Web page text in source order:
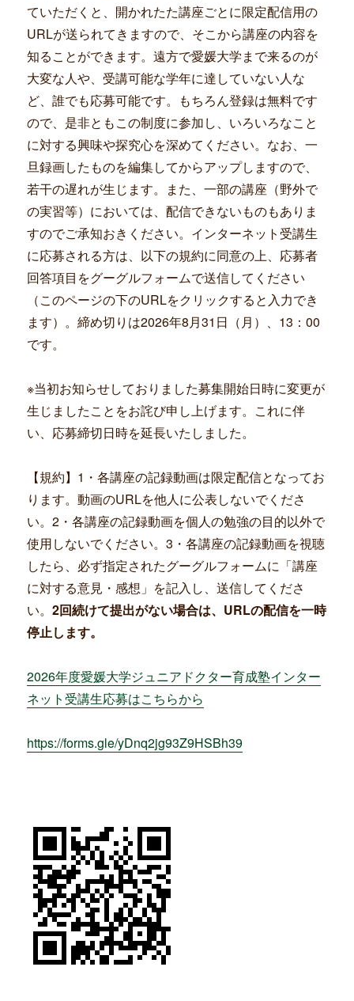
ていただくと、開かれたた講座ごとに限定配信用の
URLが送られてきますので、そこから講座の内容を
知ることができます。遠方で愛媛大学まで来るのが
大変な人や、受講可能な学年に達していない人な
ど、誰でも応募可能です。もちろん登録は無料です
ので、是非ともこの制度に参加し、いろいろなこと
に対する興味や探究心を深めてください。なお、一
旦録画したものを編集してからアップしますので、
若干の遅れが生じます。また、一部の講座（野外で
の実習等）においては、配信できないものもありま
すのでご承知おきください。インターネット受講生
に応募される方は、以下の規約に同意の上、応募者
回答項目をグーグルフォームで送信してください
（このページの下のURLをクリックすると入力でき
ます）。締め切りは2026年8月31日（月）、13：00
です。
※当初お知らせしておりました募集開始日時に変更が
生じましたことをお詫び申し上げます。これに伴
い、応募締切日時を延長いたしました。
【規約】1・各講座の記録動画は限定配信となってお
ります。動画のURLを他人に公表しないでくださ
い。2・各講座の記録動画を個人の勉強の目的以外で
使用しないでください。3・各講座の記録動画を視聴
したら、必ず指定されたグーグルフォームに「講座
に対する意見・感想」を記入し、送信してくださ
い。2回続けて提出がない場合は、URLの配信を一時
停止します。
2026年度愛媛大学ジュニアドクター育成塾インター
ネット受講生応募はこちらから
https://forms.gle/yDnq2jg93Z9HSBh39